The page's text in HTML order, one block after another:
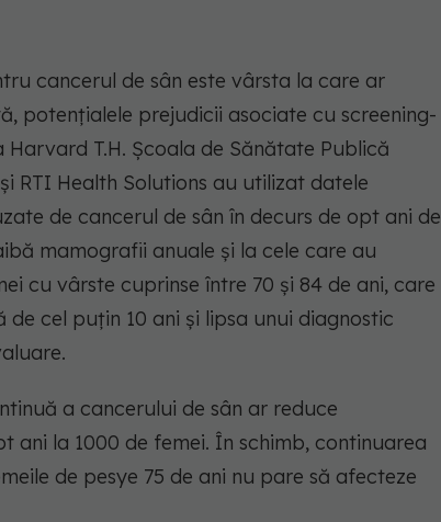
cancerul de sân este vârsta la care ar
potențialele prejudicii asociate cu screening-
T.H. Școala de Sănătate Publică
RTI Health Solutions au utilizat datele
de cancerul de sân în decurs de opt ani de
mamografii anuale și la cele care au
cu vârste cuprinse între 70 și 84 de ani, care
cel puțin 10 ani și lipsa unui diagnostic
a cancerului de sân ar reduce
la 1000 de femei. În schimb, continuarea
de pesye 75 de ani nu pare să afecteze